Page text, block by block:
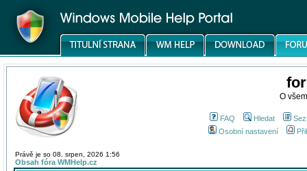
O
FAQ Hledat
Osobní nastavení
Právě je so 08. srpen, 2026 1:56
Obsah fóra WMHelp.cz